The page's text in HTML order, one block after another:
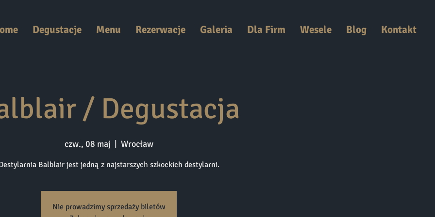
Degustacje Menu Rezerwacje Galeria Dla Firm Wesele Blog Kontakt
/ Degustacja
czw., 08 maj Wrocław
Balblair jest jedną z najstarszych szkockich destylarni.
Nie prowadzimy sprzedaży biletów